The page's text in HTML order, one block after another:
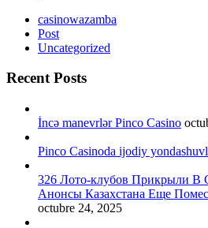
casinowazamba
Post
Uncategorized
Recent Posts
İncə manevrlər Pinco Casino
Pinco Casinoda ijodiy
326 Лото-клубов Прикрыли В
Анонсы Казахстана Еще
octubre 24, 2025